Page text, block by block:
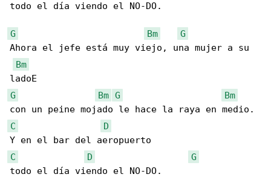
todo el día viendo el NO-DO.
G Bm
G
Ahora el jefe está muy viejo, una mujer a su
Bm
G
Bm G
Bm
C
D
C
D
G
todo el día viendo el NO-DO.